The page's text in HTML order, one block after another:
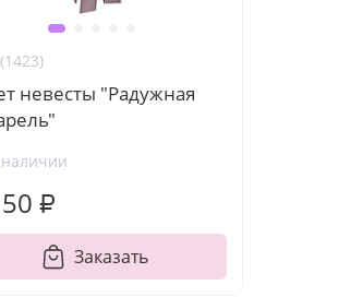
(1423)
невесты "Радужная
₽
Заказать